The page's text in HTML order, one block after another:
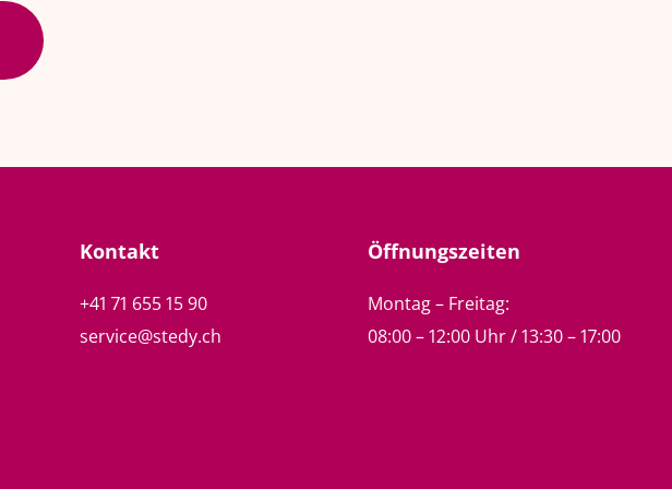
Kontakt
+41 71 655 15 90
service@stedy.ch
Öffnungszeiten
Montag – Freitag:
08:00 – 12:00 Uhr / 13:30 – 17:00